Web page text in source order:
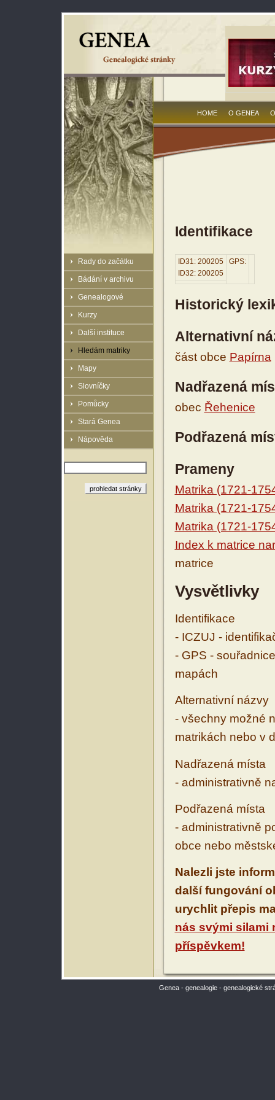
Rady do začátku
Bádání v archivu
Genealogové
Kurzy
Další instituce
Hledám matriky
Mapy
Slovníčky
Pomůcky
Stará Genea
Nápověda
HOME O GENEA
Identifikace
ID31: 200205
ID32: 200205
GPS:
Historický
Alternativní
část obce Papírna
Nadřazená
obec Řehenice
Podřazená
Prameny
Matrika (1721-
Matrika (1721-
Matrika (1721-
Index k matrice
matrice
Vysvětlivky
Identifikace
- ICZUJ -
- GPS -
mapách
Alternativní názvy
- všechny možné
matrikách nebo v
Nadřazená místa
- administrativně
Podřazená místa
- administrativně
obce nebo
Nalezli jste
další fungování
urychlit přepis
nás svými silami
příspěvkem!
Genea - genealogie - genealogické